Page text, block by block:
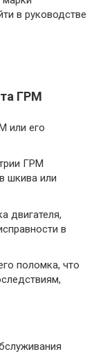
в руководстве
ГРМ
или его
ГРМ
шкива или
двигателя,
в
поломка, что